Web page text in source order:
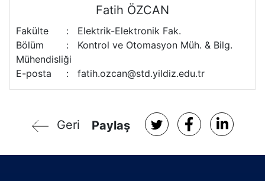
Fatih ÖZCAN
Fakülte :
Elektrik-Elektronik Fak.
Bölüm
:
Kontrol ve Otomasyon Müh. & Bilg.
Mühendisliği
E-posta
: fatih.ozcan@std.yildiz.edu.tr
Geri Paylaş